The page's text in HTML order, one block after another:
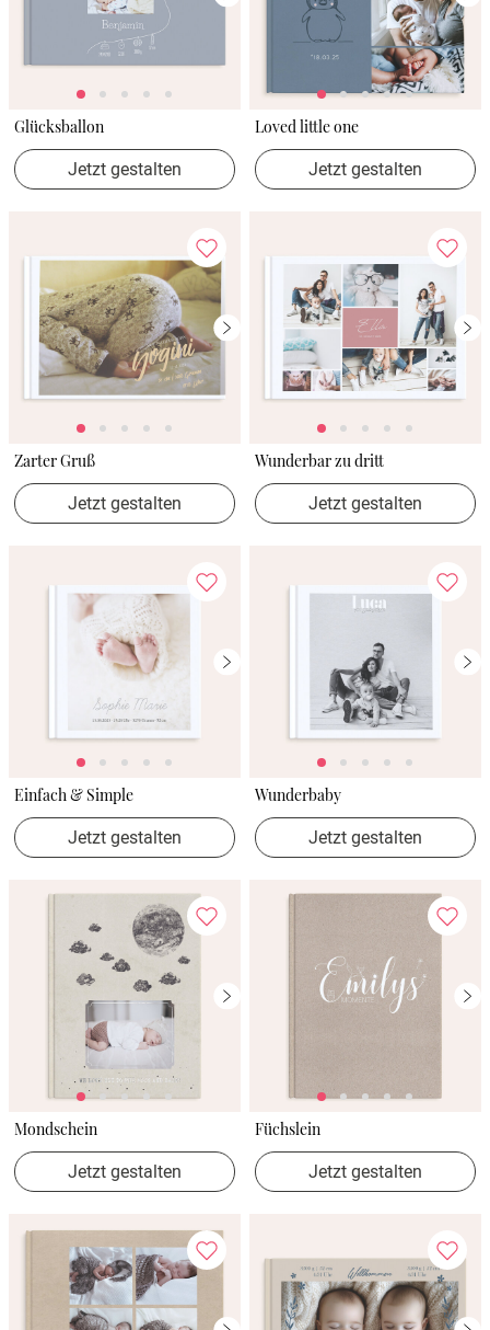
Glücksballon
Jetzt gestalten
Loved little one
Jetzt gestalten
Zarter Gruß
Jetzt gestalten
Wunderbar zu dritt
Jetzt gestalten
Einfach & Simple
Jetzt gestalten
Wunderbaby
Jetzt gestalten
Mondschein
Jetzt gestalten
Füchslein
Jetzt gestalten